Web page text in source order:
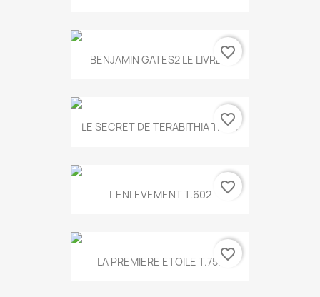
BENJAMIN GATES2 LE LIVRE...
favorite_border
LE SECRET DE TERABITHIA T.560
favorite_border
L ENLEVEMENT T.602 favorite_border
LA PREMIERE ETOILE T.755favorite_border